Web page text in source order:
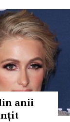
anii